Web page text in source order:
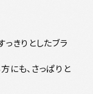
きりとしたブラ
にも、さっぱりと